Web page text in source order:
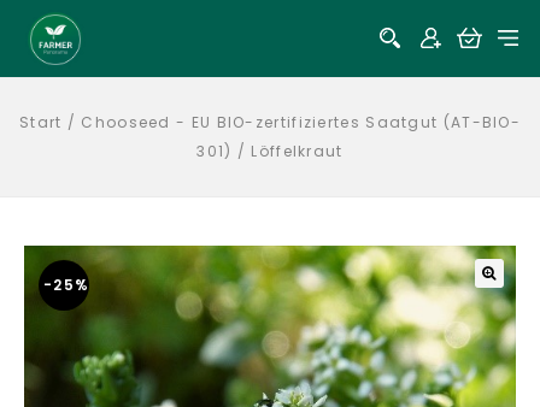
Start / Chooseed - EU BIO-zertifiziertes Saatgut (AT-BIO-
301) / Löffelkraut
🔍
-25%